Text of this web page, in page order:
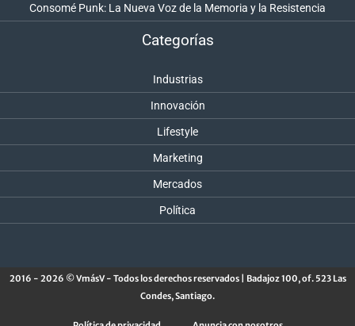
Consomé Punk: La Nueva Voz de la Memoria y la Resistencia
Categorías
Industrias
Innovación
Lifestyle
Marketing
Mercados
Política
2016 - 2026 © VmásV - Todos los derechos reservados | Badajoz 100, of. 523 Las
Condes, Santiago.